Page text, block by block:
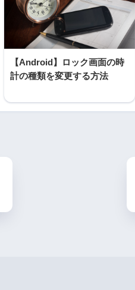
【Android】ロック画面の時
計の種類を変更する方法